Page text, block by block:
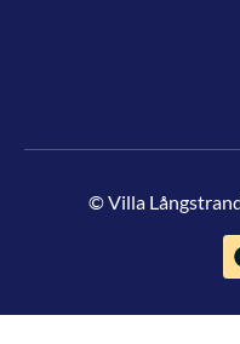
© Villa